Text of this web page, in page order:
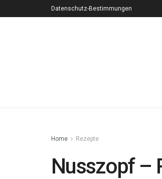
Datenschutz-Bestimmungen
Home Rezepte
Nusszopf –